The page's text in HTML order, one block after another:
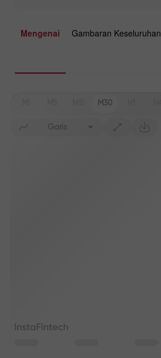
Mengenai Gambaran Keseluruhan
M30
Garis